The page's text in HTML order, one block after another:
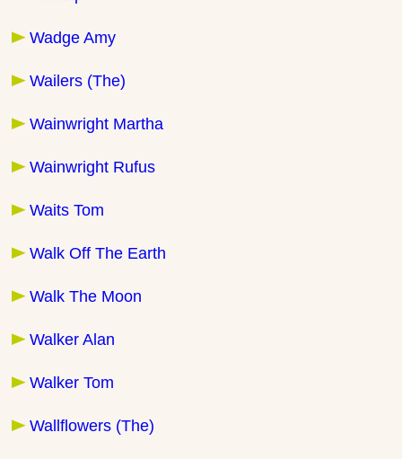
Wadge Amy
Wailers (The)
Wainwright Martha
Wainwright Rufus
Waits Tom
Walk Off The Earth
Walk The Moon
Walker Alan
Walker Tom
Wallflowers (The)